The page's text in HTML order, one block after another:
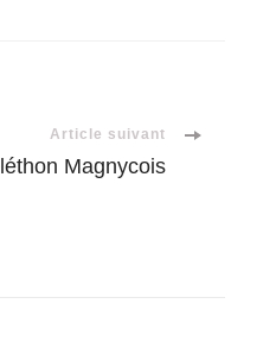
Article suivant
Magnycois